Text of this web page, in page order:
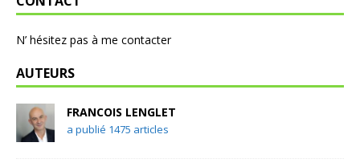
N’ hésitez pas à me contacter
AUTEURS
FRANCOIS LENGLET
a publié 1475 articles